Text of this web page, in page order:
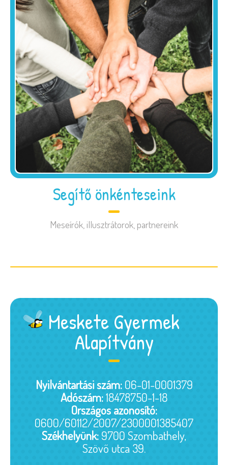
Segítő önkénteseink
Meseírók, illusztrátorok, partnereink
Meskete Gyermek
Alapítvány
Nyilvántartási szám:06-01-0001379
Adószám:18478750-1-18
Országos azonosító:
0600/60112/2007/2300001385407
Székhelyünk: 9700 Szombathely,
Szövő utca 39.